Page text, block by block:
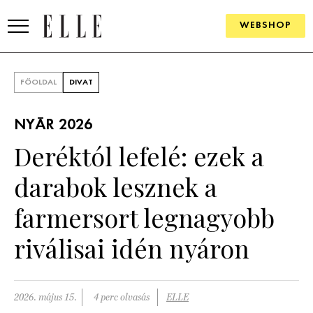
WEBSHOP
SZÉPSÉG
PÁRKAPCSOLAT
FŐOLDAL DIVAT
NYÁR 2026
Deréktól lefelé: ezek a
darabok lesznek a
farmersort legnagyobb
riválisai idén nyáron
2026. május 15. 4 perc olvasás ELLE